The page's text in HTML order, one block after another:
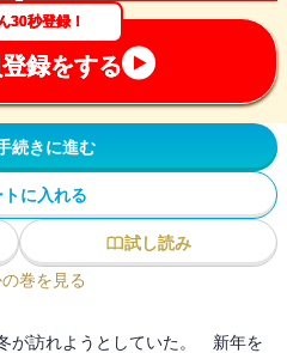
30秒登録！
録をする
続きに進む
トに入れる
試し読み
巻を見る
が訪れようとしていた。 新年を